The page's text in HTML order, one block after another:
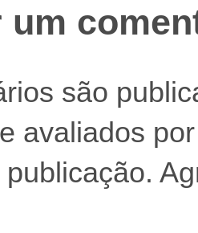
um
são
avaliados